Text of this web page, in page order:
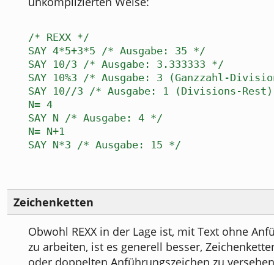
/* REXX */
SAY 4*5+3*5 /* Ausgabe: 35 */
SAY 10/3 /* Ausgabe: 3.333333 */
SAY 10%3 /* Ausgabe: 3 (Ganzzahl-
SAY 10//3 /* Ausgabe: 1 (Divisions-
N= 4
SAY N /* Ausgabe: 4 */
N= N+1
SAY N*3 /* Ausgabe: 15 */
Zeichenketten
Obwohl REXX in der Lage ist, mit Text ohne
zu arbeiten, ist es generell besser,